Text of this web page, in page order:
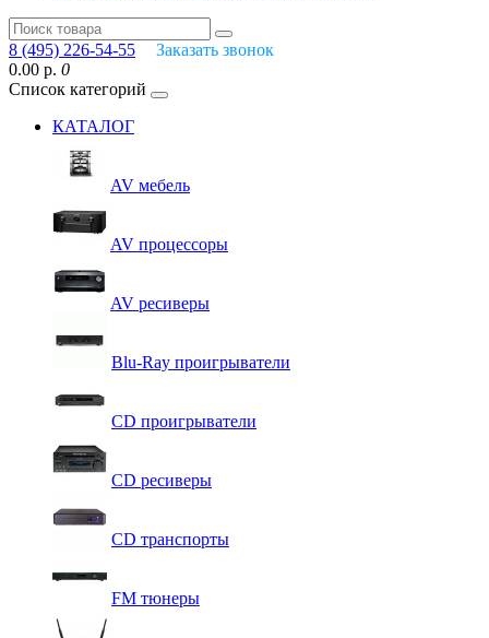
8 (495) 226-54-55
Заказать звонок
0.00 р. 0
Список категорий
КАТАЛОГ
AV мебель
AV процессоры
AV ресиверы
Blu-Ray проигрыватели
CD проигрыватели
CD ресиверы
CD транспорты
FM тюнеры